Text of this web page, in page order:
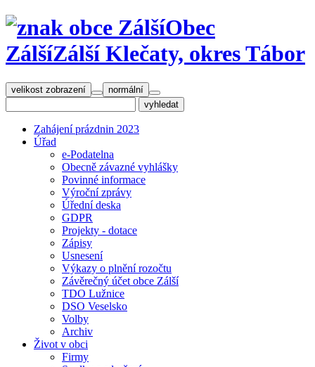
Obec
ZálšíZálší Klečaty, okres Tábor
velikost zobrazení normální
Zahájení prázdnin 2023
Úřad
e-Podatelna
Obecně závazné vyhlášky
Povinné informace
Výroční zprávy
Úřední deska
GDPR
Projekty - dotace
Zápisy
Usnesení
Výkazy o plnění rozočtu
Závěrečný účet obce Zálší
TDO Lužnice
DSO Veselsko
Volby
Archiv
Život v obci
Firmy